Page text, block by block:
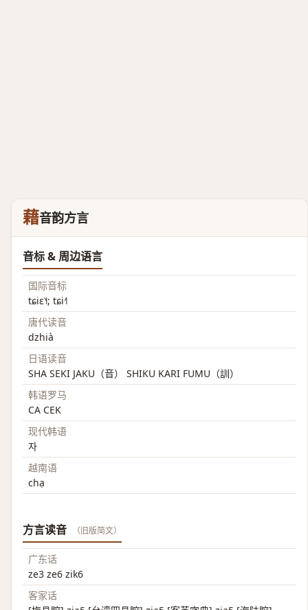
藉音韵方言
音标 & 周边语言
国际音标
tɕiɛ˥˧; tɕi˧˥
唐代读音
dzhià
日语读音
SHA SEKI JAKU（音） SHIKU KARI FUMU（訓）
韩语罗马
CA CEK
现代韩语
자
越南语
chạ
方言读音 （旧版简文）
广东话
ze3 ze6 zik6
客家话